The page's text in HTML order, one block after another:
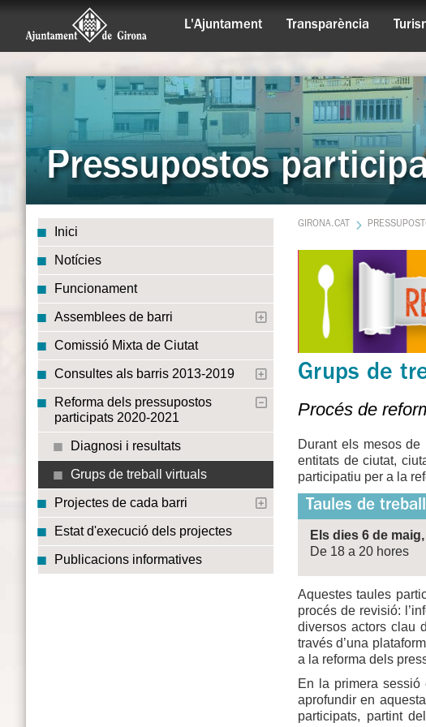
L'Ajuntament Transparència
Pressupostos
Inici
Notícies
Funcionament
Assemblees de barri
Comissió Mixta de Ciutat
Consultes als barris 2013-2019
Reforma dels pressupostos
participats 2020-2021
Diagnosi i resultats
Grups de treball virtuals
Projectes de cada barri
Estat d'execució dels projectes
Publicacions informatives
GIRONA.CAT
Grups de
Procés de
Durant els mesos
entitats de ciutat,
participatiu per a la
Taules de
Els dies 6 de
De 18 a 20 hores
Aquestes taules
procés de revisió:
diversos actors clau
través d’una
a la reforma dels
En la primera
aprofundir en
participats, partint